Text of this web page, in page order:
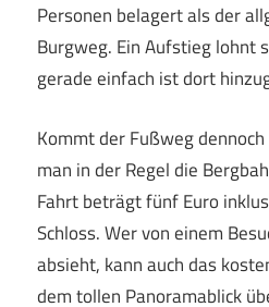
Personen belagert als der
Burgweg. Ein Aufstieg lohnt
gerade einfach ist dort
Kommt der Fußweg
man in der Regel die
Fahrt beträgt fünf Euro
Schloss. Wer von einem
absieht, kann auch das
dem tollen Panoramablick